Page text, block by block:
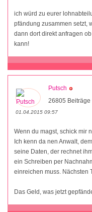
ich würd zu eurer
pfändung zusammen setzt,
dann dort direkt anfragen
kann!
Putsch
26805 Beiträge
01.04.2015 09:57
Wenn du magst, schick mir
Ich kenn da nen Anwalt,
seine Daten, der rechnet
ein Schreiben per
einreichen muss. Nächsten
Das Geld, was jetzt